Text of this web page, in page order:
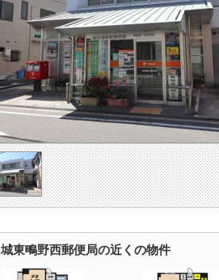
城東鴫野西郵便局の近くの物件